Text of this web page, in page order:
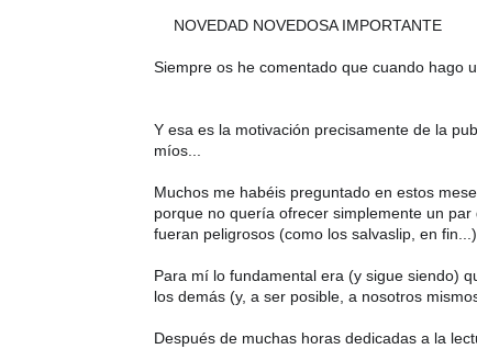
NOVEDAD NOVEDOSA IMPORTANTE
Siempre os he comentado que cuando hago
Y esa es la motivación precisamente de la
míos...
Muchos me habéis preguntado en estos
porque no quería ofrecer simplemente un
fueran peligrosos (como los salvaslip, en fin...)
Para mí lo fundamental era (y sigue siendo)
los demás (y, a ser posible, a nosotros
Después de muchas horas dedicadas a la